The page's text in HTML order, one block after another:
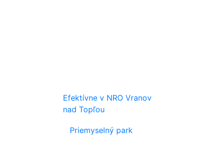
Efektívne v NRO Vranov
nad Topľou
Priemyselný park